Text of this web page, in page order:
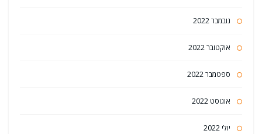
נובמבר 2022
אוקטובר 2022
ספטמבר 2022
אוגוסט 2022
יולי 2022